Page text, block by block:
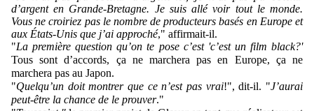
d’argent en Grande-Bretagne. Je suis allé voir tout le monde.
Vous ne croiriez pas le nombre de producteurs basés en Europe et
aux États-Unis que j’ai approché," affirmait-il.
"La première question qu’on te pose c’est 'c’est un film black?'
Tous sont d’accords, ça ne marchera pas en Europe, ça ne
marchera pas au Japon.
"Quelqu’un doit montrer que ce n’est pas vrai!", dit-il. "J’aurai
peut-être la chance de le prouver."